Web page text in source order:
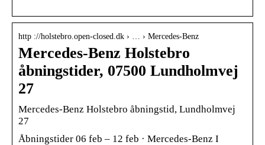
http ://holstebro.open-closed.dk › … › Mercedes-Benz
Mercedes-Benz Holstebro
åbningstider, 07500 Lundholmvej
27
Mercedes-Benz Holstebro åbningstid, Lundholmvej
27
Åbningstider 06 feb – 12 feb · Mercedes-Benz I